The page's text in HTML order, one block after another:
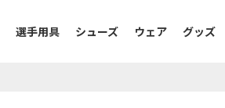
選手用具 シューズ ウェア グッズ